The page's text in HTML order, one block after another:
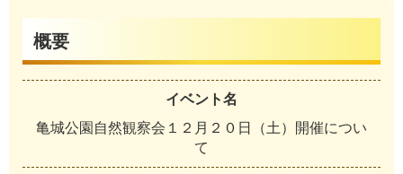
概要
イベント名
亀城公園自然観察会１２月２０日（土）開催につい
て